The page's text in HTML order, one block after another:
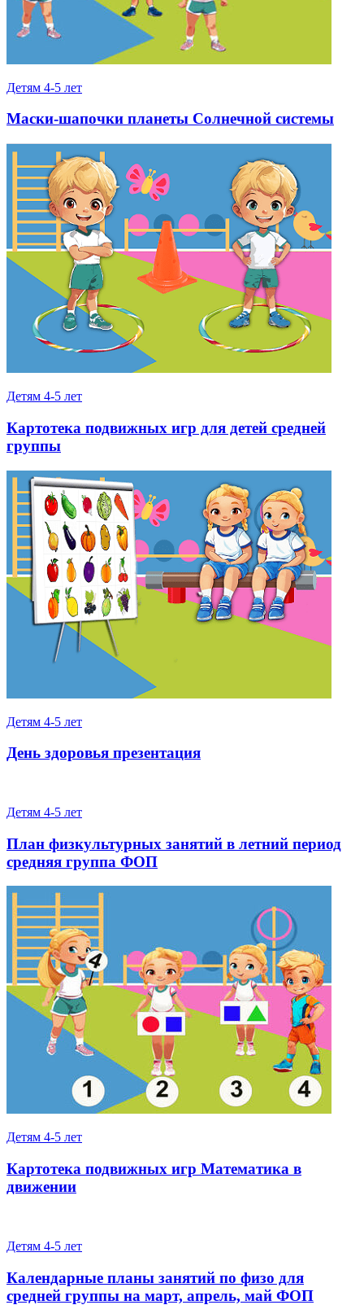
Детям 4-5 лет
Маски-шапочки планеты Солнечной системы
Детям 4-5 лет
Картотека подвижных игр для детей средней
группы
Детям 4-5 лет
День здоровья презентация
Детям 4-5 лет
План физкультурных занятий в летний период
средняя группа ФОП
Детям 4-5 лет
Картотека подвижных игр Математика в
движении
Детям 4-5 лет
Календарные планы занятий по физо для
средней группы на март, апрель, май ФОП